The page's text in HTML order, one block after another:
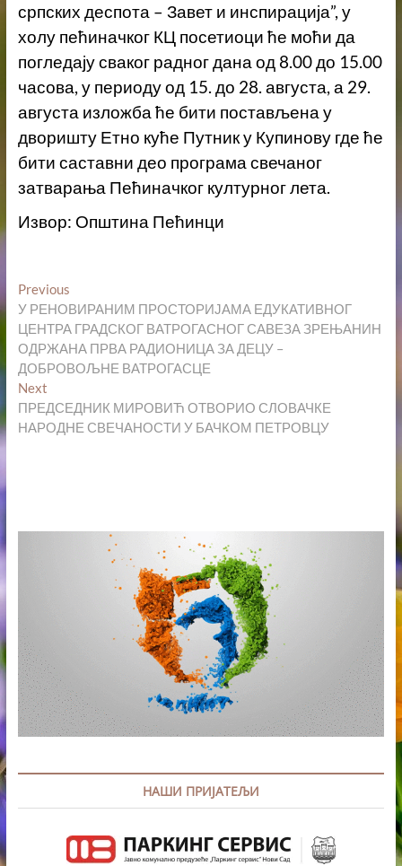
српских деспота – Завет и инспирација”, у
холу пећиначког КЦ посетиоци ће моћи да
погледају сваког радног дана од 8.00 до 15.00
часова, у периоду од 15. до 28. августа, а 29.
августа изложба ће бити постављена у
дворишту Етно куће Путник у Купинову где ће
бити саставни део програма свечаног
затварања Пећиначког културног лета.
Извор: Општина Пећинци
Кретање
чланка
PreviousPrevious
post:
У РЕНОВИРАНИМ ПРОСТОРИЈАМА ЕДУКАТИВНОГ
ЦЕНТРА ГРАДСКОГ ВАТРОГАСНОГ САВЕЗА ЗРЕЊАНИН
ОДРЖАНА ПРВА РАДИОНИЦА ЗА ДЕЦУ –
ДОБРОВОЉНЕ ВАТРОГАСЦЕ
NextNext
post:
ПРЕДСЕДНИК МИРОВИЋ ОТВОРИО СЛОВАЧКЕ
НАРОДНЕ СВЕЧАНОСТИ У БАЧКОМ ПЕТРОВЦУ
НАШИ ПРИЈАТЕЉИ